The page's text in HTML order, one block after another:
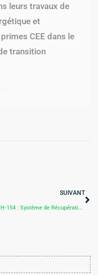
leurs travaux de
et
CEE dans le
transition
SUIVANT
BAT-TH-154 : Système de Récupération Instantanée de Chaleur sur les Eaux Grises